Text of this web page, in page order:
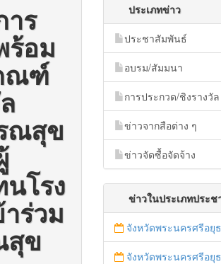
ร
ร้อม
ณฑ์
ณสุข
โรง
ร่วม
สุข
ประเภทข่าว
ประชาสัมพันธ์
อบรม/สัมมนา
การประกวด/ชิงรางวัล
ข่าวจากสือต่าง ๆ
ข่าวจัดซื้อจัดจ้าง
ข่าวในประเภทประ
จังหวัดพระนครศรีอยุธยา บูรณาการหน่วยงานที่เกี่ยวข้อง ลงพื้นที่จัดระเบียบและดำเนินมาตรการตามบท
จังหวัดพระนครศรีอยุธยา ปล่อยแถวตำรวจ ทหาร ฝ่ายปกครอง กว่า 100 นาย ตร